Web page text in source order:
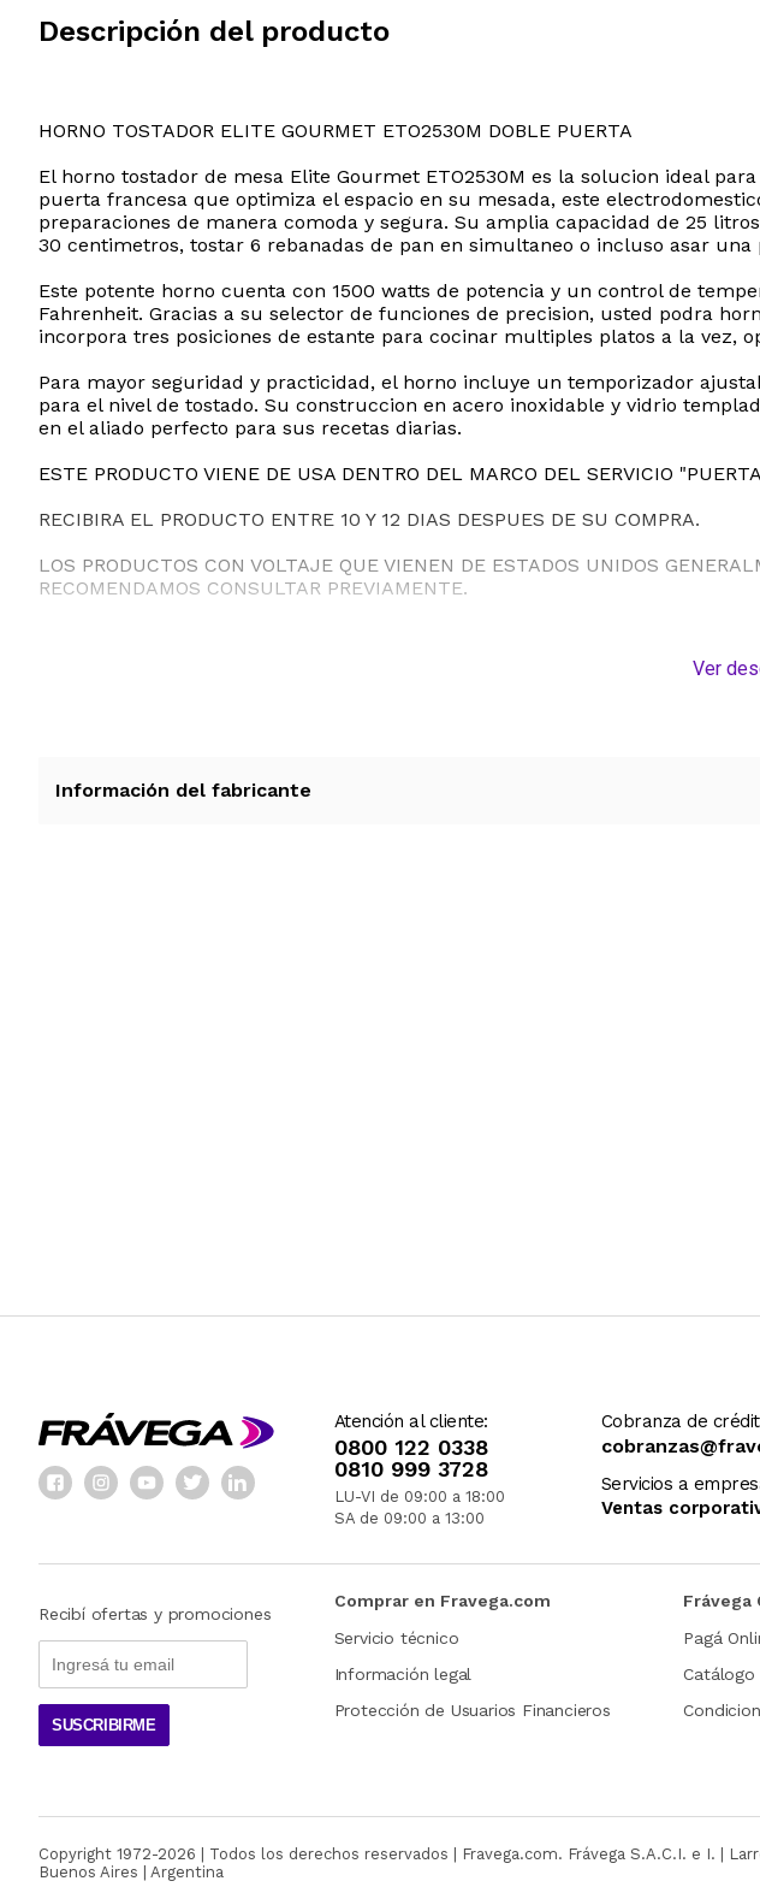
Descripción del producto
HORNO TOSTADOR ELITE GOURMET ETO2530M DOBLE PUERTA
El horno tostador de mesa Elite Gourmet ETO2530M es la solucion ideal
puerta francesa que optimiza el espacio en su mesada, este
preparaciones de manera comoda y segura. Su amplia capacidad de 25
30 centimetros, tostar 6 rebanadas de pan en simultaneo o incluso asar una
Este potente horno cuenta con 1500 watts de potencia y un control de
Fahrenheit. Gracias a su selector de funciones de precision, usted podra
incorpora tres posiciones de estante para cocinar multiples platos a la vez,
Para mayor seguridad y practicidad, el horno incluye un temporizador
para el nivel de tostado. Su construccion en acero inoxidable y vidrio
en el aliado perfecto para sus recetas diarias.
ESTE PRODUCTO VIENE DE USA DENTRO DEL MARCO DEL SERVICIO
RECIBIRA EL PRODUCTO ENTRE 10 Y 12 DIAS DESPUES DE SU COMPRA.
LOS PRODUCTOS CON VOLTAJE QUE VIENEN DE ESTADOS UNIDOS
RECOMENDAMOS CONSULTAR PREVIAMENTE.
Ver
Información del fabricante
Atención al cliente:
0800 122 0338
0810 999 3728
LU-VI de 09:00 a 18:00
SA de 09:00 a 13:00
Cobranza de
Servicios a
Ventas
Recibí ofertas y promociones
SUSCRIBIRME
Comprar en Fravega.com
Servicio técnico
Información legal
Protección de Usuarios Financieros
Frávega
Pagá
Catálogo
Copyright 1972-2026 | Todos los derechos reservados | Fravega.com. Frávega S.A.C.I. e I. |
Buenos Aires | Argentina